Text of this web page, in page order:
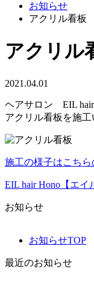
お知らせ
アクリル看板
アクリ
2021.04.01
ヘアサロン EIL
アクリル看板を施工
施工の様子はこちら
EIL hair Hono【エ
お知らせ
お知らせTOP
最近のお知らせ